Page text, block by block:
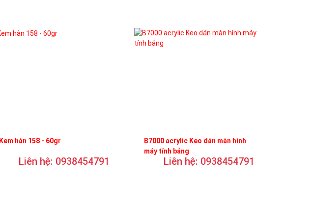
Kem hàn 158 - 60gr
Liên hệ: 0938454791
B7000 acrylic Keo dán màn hình
máy tính bảng
Liên hệ: 0938454791